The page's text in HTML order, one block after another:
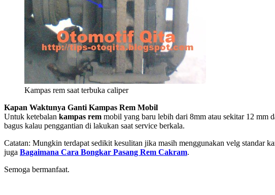
Kampas rem saat terbuka caliper
Kapan Waktunya Ganti Kampas Rem Mobil
Untuk ketebalan kampas rem mobil yang baru lebih dari 8mm atau sekitar 12 mm
bagus kalau penggantian di lakukan saat service berkala.
Catatan: Mungkin terdapat sedikit kesulitan jika masih menggunakan velg standar
juga Bagaimana Cara Bongkar Pasang Rem Cakram.
Semoga bermanfaat.